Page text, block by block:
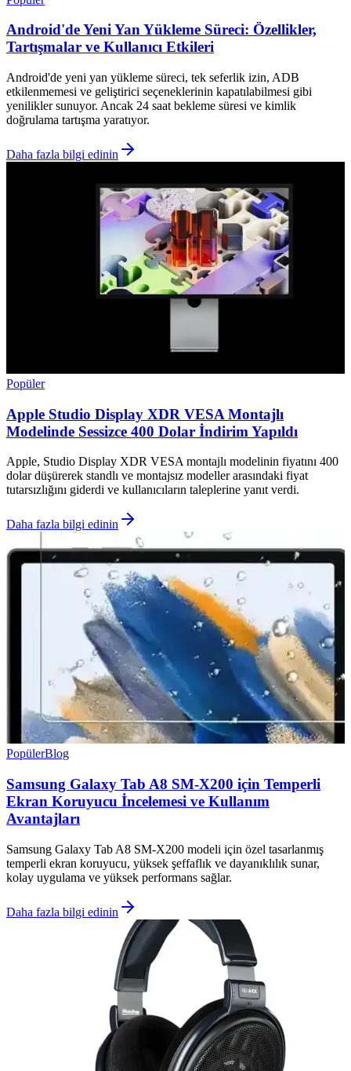
Android'de Yeni Yan Yükleme Süreci: Özellikler,
Tartışmalar ve Kullanıcı Etkileri
Android'de yeni yan yükleme süreci, tek seferlik izin, ADB
etkilenmemesi ve geliştirici seçeneklerinin kapatılabilmesi gibi
yenilikler sunuyor. Ancak 24 saat bekleme süresi ve kimlik
doğrulama tartışma yaratıyor.
Daha fazla bilgi edinin
Popüler
Apple Studio Display XDR VESA Montajlı
Modelinde Sessizce 400 Dolar İndirim Yapıldı
Apple, Studio Display XDR VESA montajlı modelinin fiyatını 400
dolar düşürerek standlı ve montajsız modeller arasındaki fiyat
tutarsızlığını giderdi ve kullanıcıların taleplerine yanıt verdi.
Daha fazla bilgi edinin
PopülerBlog
Samsung Galaxy Tab A8 SM-X200 için Temperli
Ekran Koruyucu İncelemesi ve Kullanım
Avantajları
Samsung Galaxy Tab A8 SM-X200 modeli için özel tasarlanmış
temperli ekran koruyucu, yüksek şeffaflık ve dayanıklılık sunar,
kolay uygulama ve yüksek performans sağlar.
Daha fazla bilgi edinin